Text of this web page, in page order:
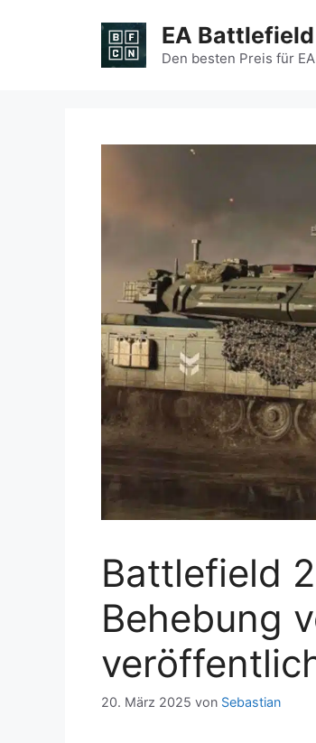
EA
Den besten Preis für
Battlefield
Behebung
20. März 2025 von Sebastian